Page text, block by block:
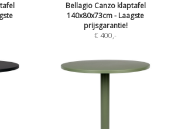
Bellagio Canzo klaptafel
140x80x73cm - Laagste
prijsgarantie!
€ 400,-